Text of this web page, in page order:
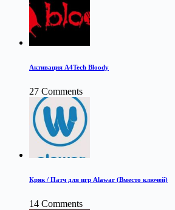
Активация A4Tech Bloody
27 Comments
Кряк / Патч для игр Alawar (Вместо ключей)
14 Comments